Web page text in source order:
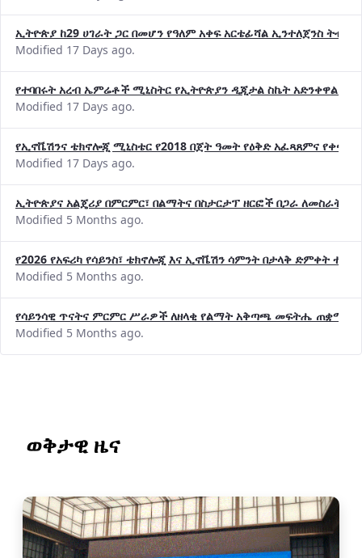
ኢትዮጵያ ከ29 ሀገራት ጋር በመሆን የዓለም አቀፍ አርቴፊሻል ኢንተለጀንስ
Modified 17 Days ago.
የተባበሩት አረብ ኤምሬቶች ሚኒስትር የኢትዮጵያን ዲጂታል ስኬት አድንቀዋል
Modified 17 Days ago.
የኢኖቬሽንና ቴክኖሎጂ ሚኒስቴር የ2018 በጀት ዓመት የዕቅድ አፈጻጸምና
Modified 17 Days ago.
ኢትዮጵያና አልጄሪያ በምርምር፣ በልማትና በስታርታፕ ዘርፎች በጋራ ለመስራት
Modified 5 Months ago.
የ2026 የአፍሪካ የሳይንስ፣ ቴክኖሎጂ እና ኢኖቬሽን ሳምንት በታላቅ ድምቀት
Modified 5 Months ago.
የሳይንሳዊ ጥናትና ምርምር ሥራዎች ለዘላቂ የልማት አቅጣጫ መፍትሔ ጠቋሚ
Modified 5 Months ago.